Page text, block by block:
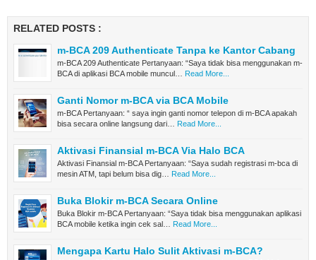
RELATED POSTS :
m-BCA 209 Authenticate Tanpa ke Kantor Cabang
m-BCA 209 Authenticate Pertanyaan: “Saya tidak bisa menggunakan m-
BCA di aplikasi BCA mobile muncul…
Read More...
Ganti Nomor m-BCA via BCA Mobile
m-BCA Pertanyaan: “ saya ingin ganti nomor telepon di m-BCA apakah
bisa secara online langsung dari…
Read More...
Aktivasi Finansial m-BCA Via Halo BCA
Aktivasi Finansial m-BCA Pertanyaan: “Saya sudah registrasi m-bca di
mesin ATM, tapi belum bisa dig…
Read More...
Buka Blokir m-BCA Secara Online
Buka Blokir m-BCA Pertanyaan: “Saya tidak bisa menggunakan aplikasi
BCA mobile ketika ingin cek sal…
Read More...
Mengapa Kartu Halo Sulit Aktivasi m-BCA?